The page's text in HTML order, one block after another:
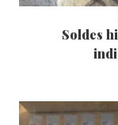
Soldes